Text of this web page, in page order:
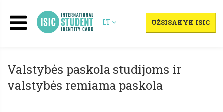
LT UŽSISAKYK ISIC
Valstybės paskola studijoms ir
valstybės remiama paskola